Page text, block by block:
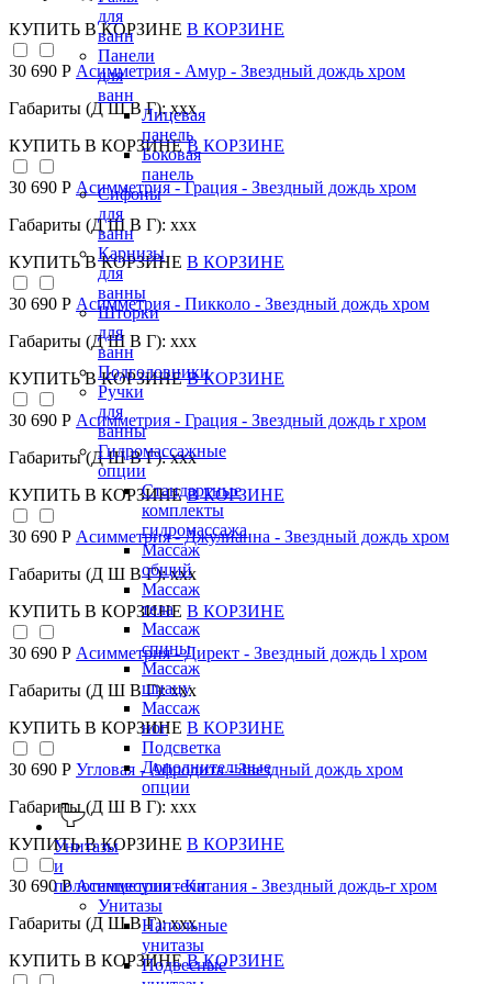
для
ванн
Панели
для
ванн
Лицевая
панель
Боковая
панель
Сифоны
для
ванн
Карнизы
для
ванны
Шторки
для
ванн
Подголовники
Ручки
для
ванны
Гидромассажные
опции
Стандартные
комплекты
гидромассажа
Массаж
общий
Массаж
тела
Массаж
спины
Массаж
шиацу
Массаж
ног
Подсветка
Дополнительные
опции
Унитазы
и
полотенцесушители
Унитазы
Напольные
унитазы
Подвесные
КУПИТЬ В КОРЗИНЕ В КОРЗИНЕ
30 690 Р Асимметрия - Амур - Звездный дождь хром
Габариты (Д Ш В Г): xxx
КУПИТЬ В КОРЗИНЕ В КОРЗИНЕ
30 690 Р Асимметрия - Грация - Звездный дождь хром
Габариты (Д Ш В Г): xxx
КУПИТЬ В КОРЗИНЕ В КОРЗИНЕ
30 690 Р Асимметрия - Пикколо - Звездный дождь хром
Габариты (Д Ш В Г): xxx
КУПИТЬ В КОРЗИНЕ В КОРЗИНЕ
30 690 Р Асимметрия - Грация - Звездный дождь r хром
Габариты (Д Ш В Г): xxx
КУПИТЬ В КОРЗИНЕ В КОРЗИНЕ
30 690 Р Асимметрия - Джулианна - Звездный дождь хром
Габариты (Д Ш В Г): xxx
КУПИТЬ В КОРЗИНЕ В КОРЗИНЕ
30 690 Р Асимметрия - Директ - Звездный дождь l хром
Габариты (Д Ш В Г): xxx
КУПИТЬ В КОРЗИНЕ В КОРЗИНЕ
30 690 Р Угловая - Афродита - Звездный дождь хром
Габариты (Д Ш В Г): xxx
КУПИТЬ В КОРЗИНЕ В КОРЗИНЕ
30 690 РАсимметрия - Катания - Звездный дождь-r хром
Габариты (Д Ш В Г): xxx
КУПИТЬ В КОРЗИНЕ В КОРЗИНЕ